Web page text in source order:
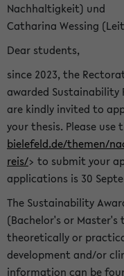
Nachhaltigkeit) und
Catharina Wessing
Dear students,
since 2023, the
awarded Sustainability
are kindly invited to
your thesis. Please use
bielefeld.de/themen/
reis/> to submit your
applications is 30
The Sustainability
(Bachelor's or Master's
theoretically or
development and/or
information can be